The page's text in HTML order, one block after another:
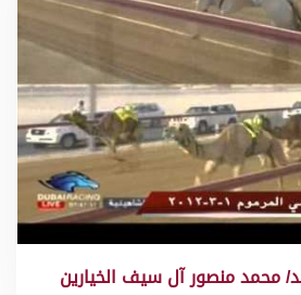
محمد منصور آل سيف الخيارين